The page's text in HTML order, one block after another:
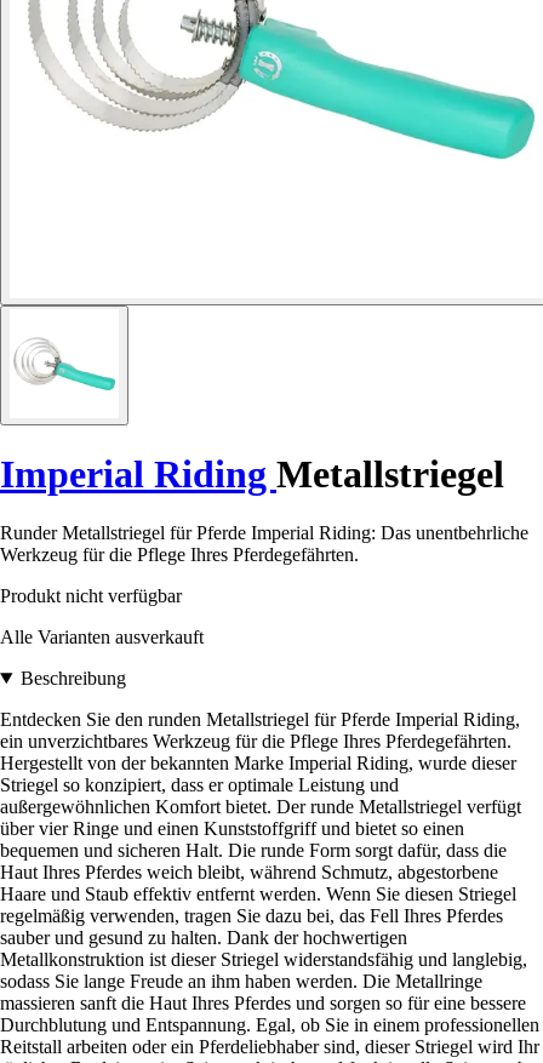
Imperial Riding Metallstriegel
Runder Metallstriegel für Pferde Imperial Riding: Das unentbehrliche
Werkzeug für die Pflege Ihres Pferdegefährten.
Produkt nicht verfügbar
Alle Varianten ausverkauft
Beschreibung
Entdecken Sie den runden Metallstriegel für Pferde Imperial Riding,
ein unverzichtbares Werkzeug für die Pflege Ihres Pferdegefährten.
Hergestellt von der bekannten Marke Imperial Riding, wurde dieser
Striegel so konzipiert, dass er optimale Leistung und
außergewöhnlichen Komfort bietet. Der runde Metallstriegel verfügt
über vier Ringe und einen Kunststoffgriff und bietet so einen
bequemen und sicheren Halt. Die runde Form sorgt dafür, dass die
Haut Ihres Pferdes weich bleibt, während Schmutz, abgestorbene
Haare und Staub effektiv entfernt werden. Wenn Sie diesen Striegel
regelmäßig verwenden, tragen Sie dazu bei, das Fell Ihres Pferdes
sauber und gesund zu halten. Dank der hochwertigen
Metallkonstruktion ist dieser Striegel widerstandsfähig und langlebig,
sodass Sie lange Freude an ihm haben werden. Die Metallringe
massieren sanft die Haut Ihres Pferdes und sorgen so für eine bessere
Durchblutung und Entspannung. Egal, ob Sie in einem professionellen
Reitstall arbeiten oder ein Pferdeliebhaber sind, dieser Striegel wird Ihr